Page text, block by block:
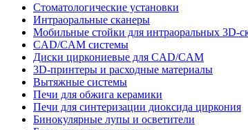
Стоматологические установки
Интраоральные сканеры
Мобильные стойки для интраоральных 3D-
CAD/CAM системы
Диски циркониевые для CAD/CAM
3D-принтеры и расходные материалы
Вытяжные системы
Печи для обжига керамики
Печи для синтеризации диоксида циркония
Бинокулярные лупы и осветители